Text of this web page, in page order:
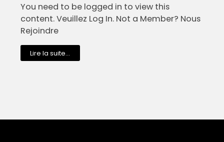
You need to be logged in to view this
content. Veuillez Log In. Not a Member? Nous
Rejoindre
Lire la suite...